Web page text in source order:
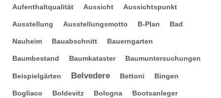
Aufenthaltqualität Aussicht Aussichtspunkt
Ausstellung Ausstellungsmotto B-Plan Bad
Nauheim Bauabschnitt Bauerngarten
Baumbestand Baumkataster Baumuntersuchungen
Beispielgärten Belvedere Bettoni Bingen
Bogliaco Boldevitz Bologna Bootsanleger